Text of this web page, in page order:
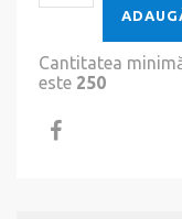
Cantitatea
este 250